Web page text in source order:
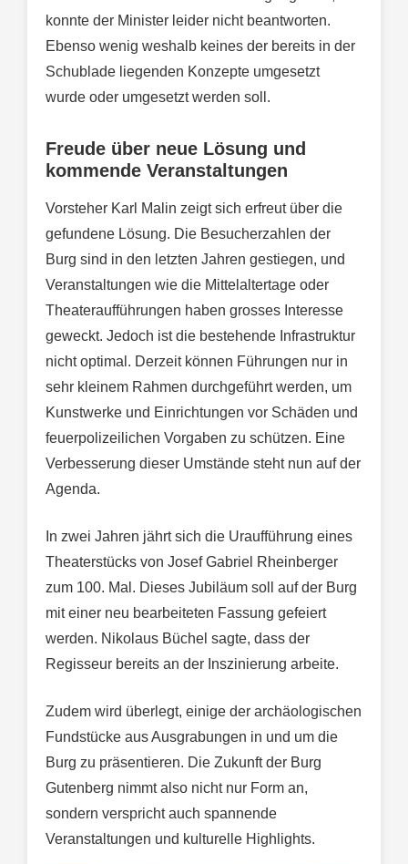
konnte der Minister leider nicht beantworten.
Ebenso wenig weshalb keines der bereits in der
Schublade liegenden Konzepte umgesetzt
wurde oder umgesetzt werden soll.
Freude über neue Lösung und
kommende Veranstaltungen
Vorsteher Karl Malin zeigt sich erfreut über die
gefundene Lösung. Die Besucherzahlen der
Burg sind in den letzten Jahren gestiegen, und
Veranstaltungen wie die Mittelaltertage oder
Theateraufführungen haben grosses Interesse
geweckt. Jedoch ist die bestehende Infrastruktur
nicht optimal. Derzeit können Führungen nur in
sehr kleinem Rahmen durchgeführt werden, um
Kunstwerke und Einrichtungen vor Schäden und
feuerpolizeilichen Vorgaben zu schützen. Eine
Verbesserung dieser Umstände steht nun auf der
Agenda.
In zwei Jahren jährt sich die Uraufführung eines
Theaterstücks von Josef Gabriel Rheinberger
zum 100. Mal. Dieses Jubiläum soll auf der Burg
mit einer neu bearbeiteten Fassung gefeiert
werden. Nikolaus Büchel sagte, dass der
Regisseur bereits an der Inszinierung arbeite.
Zudem wird überlegt, einige der archäologischen
Fundstücke aus Ausgrabungen in und um die
Burg zu präsentieren. Die Zukunft der Burg
Gutenberg nimmt also nicht nur Form an,
sondern verspricht auch spannende
Veranstaltungen und kulturelle Highlights.